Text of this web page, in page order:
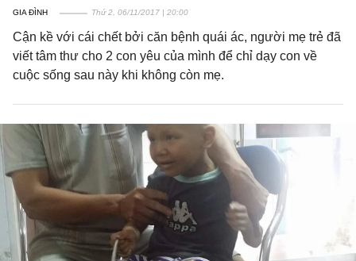
GIA ĐÌNH Thứ 2, 06/11/2017 | 20:00
Cận kề với cái chết bởi căn bệnh quái ác, người mẹ trẻ đã
viết tâm thư cho 2 con yêu của mình để chỉ dạy con về
cuộc sống sau này khi không còn mẹ.